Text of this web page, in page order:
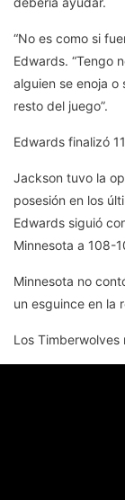
“No es como si
Edwards. “Tengo
alguien se enoja o
resto del juego”.
Edwards finalizó
Jackson tuvo la
posesión en los
Edwards siguió
Minnesota a 108-
Minnesota no
un esguince en la
Los Timberwolves